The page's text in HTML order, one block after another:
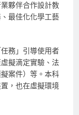
夥伴合作設計教
最佳化化學工藝
務」引導使用者
擬滴定實驗、法
案件）等。本科
，也在虛擬環境